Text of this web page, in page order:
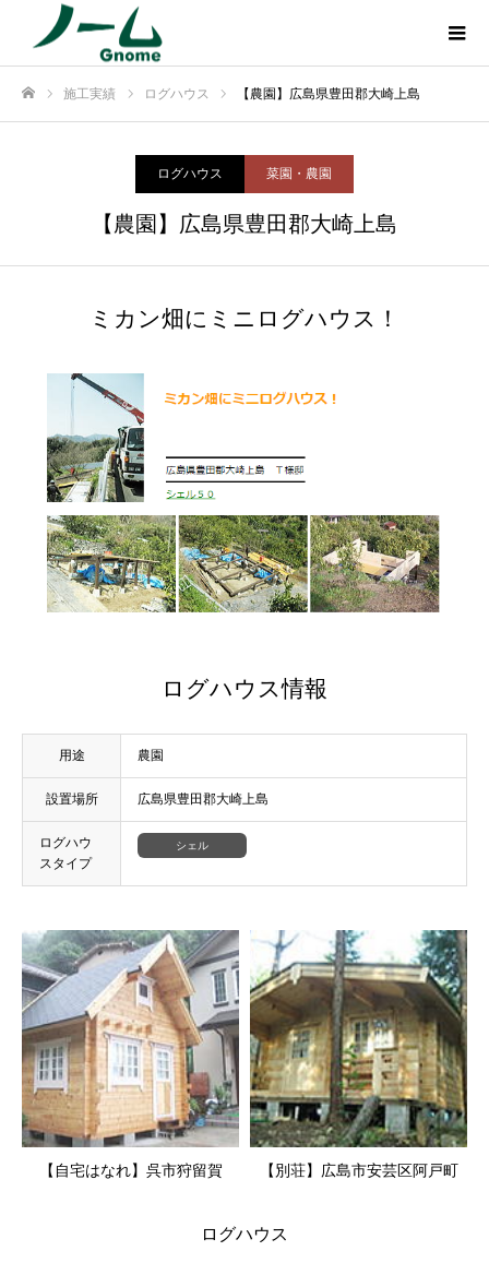
施工実績 ログハウス 【農園】広島県豊田郡大崎上島
ログハウス 菜園・農園
【農園】広島県豊田郡大崎上島
ミカン畑にミニログハウス！
ログハウス情報
用途 農園
設置場所 広島県豊田郡大崎上島
ログハウ
スタイプ
シェル
【自宅はなれ】呉市狩留賀 【別荘】広島市安芸区阿戸町
ログハウス